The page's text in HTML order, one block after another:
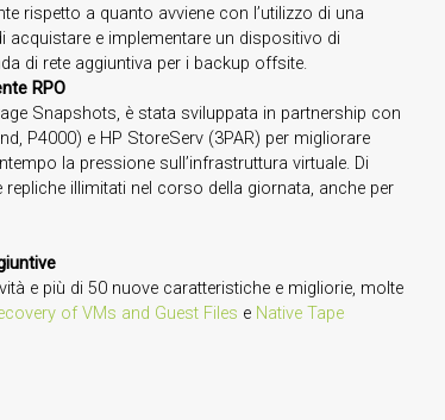
rispetto a quanto avviene con l’utilizzo di una
acquistare e implementare un dispositivo di
di rete aggiuntiva per i backup offsite.
RPO
Snapshots, è stata sviluppata in partnership con
P4000) e HP StoreServ (3PAR) per migliorare
la pressione sull’infrastruttura virtuale. Di
illimitati nel corso della giornata, anche per
e più di 50 nuove caratteristiche e migliorie, molte
of VMs and Guest Files e Native Tape